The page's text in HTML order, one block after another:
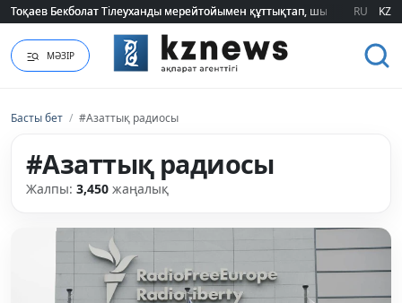
2026 жылғы білім грантын иеленгендердің тізімі жарияланды (ТІЗІМ)
RU KZ
МӘЗІР
Басты бет / #Азаттық радиосы
#Азаттық радиосы
Жалпы: 3,450 жаңалық